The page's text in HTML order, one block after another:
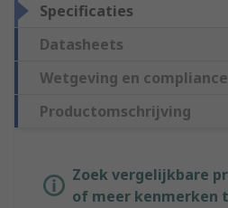
Specificaties
Datasheets
Wetgeving en compliance
Productomschrijving
Zoek vergelijkbare
of meer kenmerken